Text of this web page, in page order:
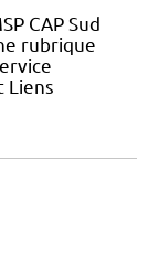
CAP Sud
rubrique
Liens